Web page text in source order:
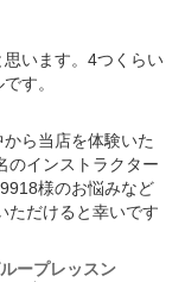
います。4つくらい
す。
ら当店を体験いた
のインストラクター
様のお悩みなど
ただけると幸いです
ープレッスン